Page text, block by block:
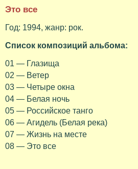
Это все
Год: 1994, жанр: рок.
Список композиций альбома:
01 — Глазища
02 — Ветер
03 — Четыре окна
04 — Белая ночь
05 — Российское танго
06 — Агидель (Белая река)
07 — Жизнь на месте
08 — Это все